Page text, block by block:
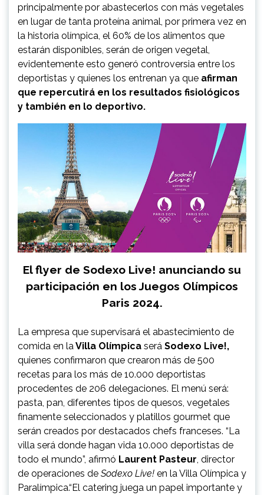
principalmente por abastecerlos con más vegetales
en lugar de tanta proteína animal, por primera vez en
la historia olímpica, el 60% de los alimentos que
estarán disponibles, serán de origen vegetal,
evidentemente esto generó controversia entre los
deportistas y quienes los entrenan ya que afirman
que repercutirá en los resultados fisiológicos
y también en lo deportivo.
El flyer de Sodexo Live! anunciando su
participación en los Juegos Olímpicos
Paris 2024.
La empresa que supervisará el abastecimiento de
comida en la Villa Olímpica será Sodexo Live!,
quienes confirmaron que crearon más de 500
recetas para los más de 10.000 deportistas
procedentes de 206 delegaciones. El menú será:
pasta, pan, diferentes tipos de quesos, vegetales
finamente seleccionados y platillos gourmet que
serán creados por destacados chefs franceses. “La
villa será donde hagan vida 10.000 deportistas de
todo el mundo”, afirmó Laurent Pasteur , director
de operaciones de Sodexo Live! en la Villa Olímpica y
Paralímpica.“El catering juega un papel importante y